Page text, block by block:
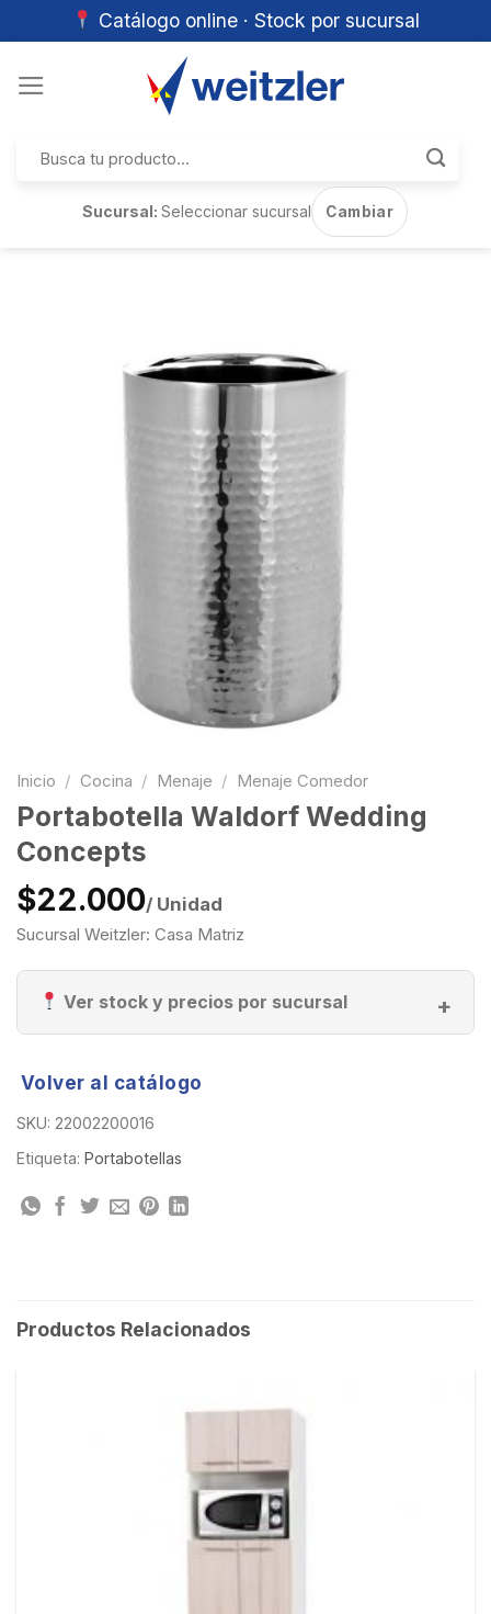
Catálogo online · Stock por sucursal
por:
Sucursal:Seleccionar sucursal Cambiar
Inicio / Cocina / Menaje / Menaje Comedor
Portabotella Waldorf Wedding
Concepts
$22.000/ Unidad
Sucursal Weitzler: Casa Matriz
Ver stock y precios por sucursal
Volver al catálogo
SKU: 22002200016
Etiqueta: Portabotellas
Productos Relacionados